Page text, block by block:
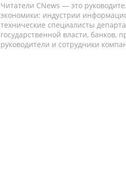
Читатели CNews — это
экономики: индустрии
технические специалисты
государственной власти,
руководители и сотрудники